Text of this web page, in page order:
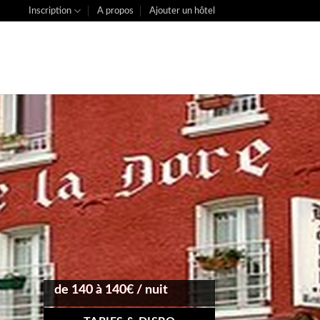
Inscription A propos Ajouter un hôtel
de 140 à 140€ / nuit